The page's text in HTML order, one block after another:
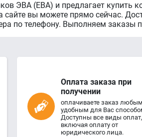
ЭВА (ЕВА) и предлагает купить
вы можете прямо сейчас.
по телефону. Выполняем
Оплата заказа при
получении
оплачиваете заказ любым
удобным для Вас
Доступны все виды оплат,
включая оплату от
юридического лица.